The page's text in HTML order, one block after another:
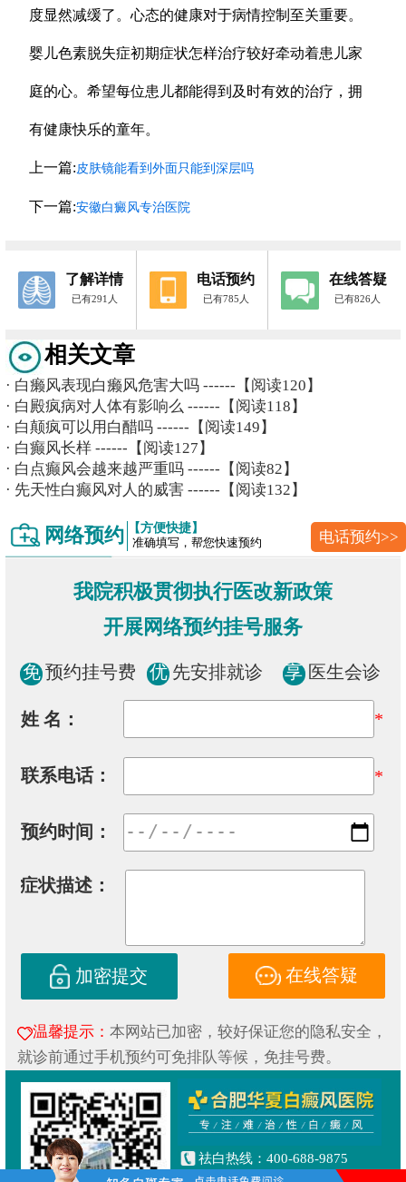
度显然减缓了。心态的健康对于病情控制至关重要。
婴儿色素脱失症初期症状怎样治疗较好牵动着患儿家
庭的心。希望每位患儿都能得到及时有效的治疗，拥
有健康快乐的童年。
上一篇: 皮肤镜能看到外面只能到深层吗
下一篇:安徽白癜风专治医院
了解详情
已有291人
电话预约
已有785人
在线答疑
已有826人
相关文章
· 白癞风表现白癞风危害大吗 ------【阅读120】
· 白殿疯病对人体有影响么 ------【阅读118】
· 白颠疯可以用白醋吗 ------【阅读149】
· 白癫风长样 ------【阅读127】
· 白点癫风会越来越严重吗 ------【阅读82】
· 先天性白癫风对人的威害 ------【阅读132】
网络预约 【方便快捷】
准确填写，帮您快速预约 电话预约>>
我院积极贯彻执行医改新政策
开展网络预约挂号服务
免 预约挂号费 优 先安排就诊 享 医生会诊
姓 名： *
联系电话： *
预约时间：
症状描述：
加密提交 在线答疑
温馨提示： 本网站已加密，较好保证您的隐私安全，
就诊前通过手机预约可免排队等候，免挂号费。
祛白热线：400-688-9875
健康专线：130-0306-3616